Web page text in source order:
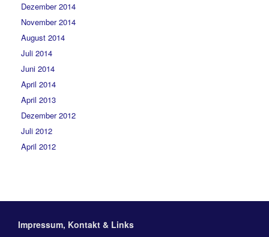
Dezember 2014
November 2014
August 2014
Juli 2014
Juni 2014
April 2014
April 2013
Dezember 2012
Juli 2012
April 2012
Impressum, Kontakt & Links